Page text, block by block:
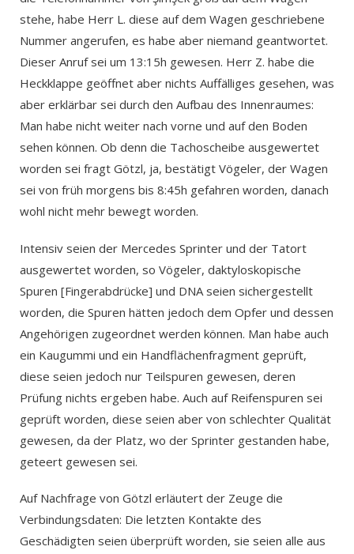
stehe, habe Herr L. diese auf dem Wagen geschriebene
Nummer angerufen, es habe aber niemand geantwortet.
Dieser Anruf sei um 13:15h gewesen. Herr Z. habe die
Heckklappe geöffnet aber nichts Auffälliges gesehen, was
aber erklärbar sei durch den Aufbau des Innenraumes:
Man habe nicht weiter nach vorne und auf den Boden
sehen können. Ob denn die Tachoscheibe ausgewertet
worden sei fragt Götzl, ja, bestätigt Vögeler, der Wagen
sei von früh morgens bis 8:45h gefahren worden, danach
wohl nicht mehr bewegt worden.
Intensiv seien der Mercedes Sprinter und der Tatort
ausgewertet worden, so Vögeler, daktyloskopische
Spuren [Fingerabdrücke] und DNA seien sichergestellt
worden, die Spuren hätten jedoch dem Opfer und dessen
Angehörigen zugeordnet werden können. Man habe auch
ein Kaugummi und ein Handflächenfragment geprüft,
diese seien jedoch nur Teilspuren gewesen, deren
Prüfung nichts ergeben habe. Auch auf Reifenspuren sei
geprüft worden, diese seien aber von schlechter Qualität
gewesen, da der Platz, wo der Sprinter gestanden habe,
geteert gewesen sei.
Auf Nachfrage von Götzl erläutert der Zeuge die
Verbindungsdaten: Die letzten Kontakte des
Geschädigten seien überprüft worden, sie seien alle aus